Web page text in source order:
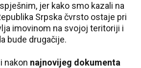
jer kako smo kazali na
Srpska čvrsto ostaje pri
imovinom na svojoj teritoriji i
bude drugačije.
nakon najnovijeg dokumenta